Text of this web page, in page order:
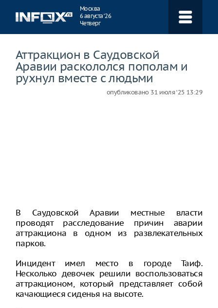
Москва
6 августа ‘26
Четверг
Аттракцион в Саудовской
Аравии раскололся пополам и
рухнул вместе с людьми
опубликовано 31 июля ‘25 13:29
В Саудовской Аравии местные власти
проводят расследование причин аварии
аттракциона в одном из развлекательных
парков.
Инцидент имел место в городе Таиф.
Несколько девочек решили воспользоваться
аттракционом, который представляет собой
качающиеся сиденья на высоте.